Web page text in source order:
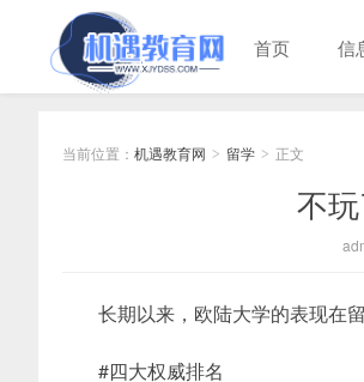
首页 信
当前位置： 机遇教育网 > 留学 > 正文
不
长期以来，欧陆大学的表现在
#四大权威排名